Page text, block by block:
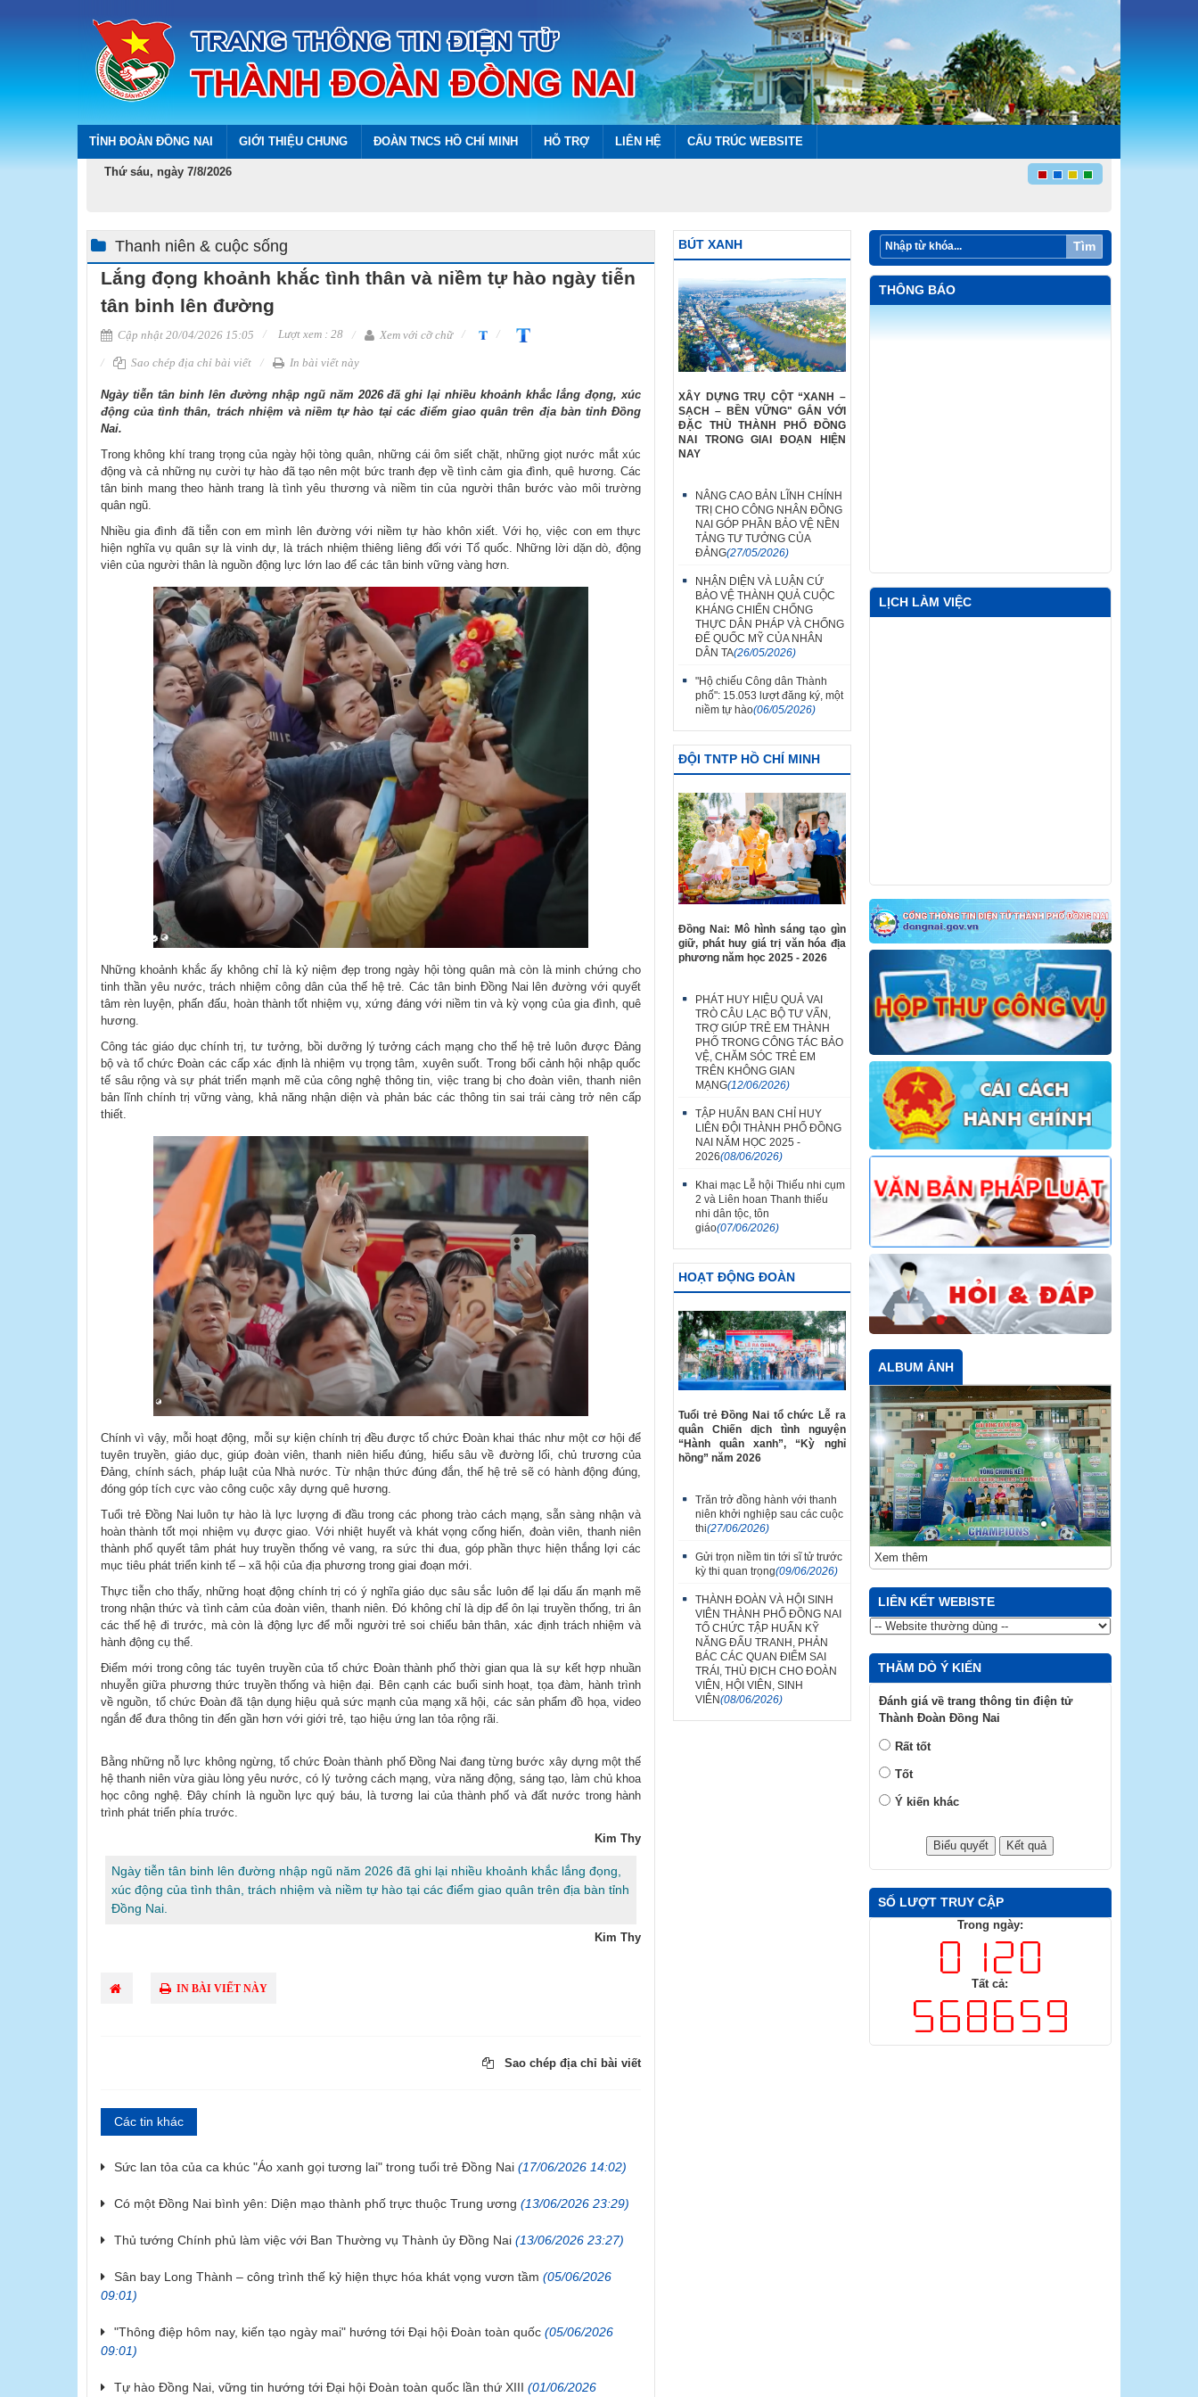
TỈNH ĐOÀN ĐỒNG NAI GIỚI THIỆU CHUNG ĐOÀN TNCS HỒ CHÍ MINH HỖ TRỢ LIÊN HỆ CẤU TRÚC WEBSITE
Thứ sáu, ngày 7/8/2026
Tìm
Thanh niên & cuộc sống
Lắng đọng khoảnh khắc tình thân và niềm tự hào ngày tiễn
tân binh lên đường
Cập nhật 20/04/2026 15:05 Lượt xem : 28 Xem với cỡ chữ
Sao chép địa chỉ bài viết In bài viết này
Ngày tiễn tân binh lên đường nhập ngũ năm 2026 đã ghi lại nhiều khoảnh khắc lắng đọng, xúc
động của tình thân, trách nhiệm và niềm tự hào tại các điểm giao quân trên địa bàn tỉnh Đồng
Nai.
Trong không khí trang trọng của ngày hội tòng quân, những cái ôm siết chặt, những giọt nước mắt xúc
động và cả những nụ cười tự hào đã tạo nên một bức tranh đẹp về tình cảm gia đình, quê hương. Các
tân binh mang theo hành trang là tình yêu thương và niềm tin của người thân bước vào môi trường
quân ngũ.
Nhiều gia đình đã tiễn con em mình lên đường với niềm tự hào khôn xiết. Với họ, việc con em thực
hiện nghĩa vụ quân sự là vinh dự, là trách nhiệm thiêng liêng đối với Tổ quốc. Những lời dặn dò, động
viên của người thân là nguồn động lực lớn lao để các tân binh vững vàng hơn.
Những khoảnh khắc ấy không chỉ là kỷ niệm đẹp trong ngày hội tòng quân mà còn là minh chứng cho
tinh thần yêu nước, trách nhiệm công dân của thế hệ trẻ. Các tân binh Đồng Nai lên đường với quyết
tâm rèn luyện, phấn đấu, hoàn thành tốt nhiệm vụ, xứng đáng với niềm tin và kỳ vọng của gia đình, quê
hương.
Công tác giáo dục chính trị, tư tưởng, bồi dưỡng lý tưởng cách mạng cho thế hệ trẻ luôn được Đảng
bộ và tổ chức Đoàn các cấp xác định là nhiệm vụ trọng tâm, xuyên suốt. Trong bối cảnh hội nhập quốc
tế sâu rộng và sự phát triển mạnh mẽ của công nghệ thông tin, việc trang bị cho đoàn viên, thanh niên
bản lĩnh chính trị vững vàng, khả năng nhận diện và phản bác các thông tin sai trái càng trở nên cấp
thiết.
Chính vì vậy, mỗi hoạt động, mỗi sự kiện chính trị đều được tổ chức Đoàn khai thác như một cơ hội để
tuyên truyền, giáo dục, giúp đoàn viên, thanh niên hiểu đúng, hiểu sâu về đường lối, chủ trương của
Đảng, chính sách, pháp luật của Nhà nước. Từ nhận thức đúng đắn, thế hệ trẻ sẽ có hành động đúng,
đóng góp tích cực vào công cuộc xây dựng quê hương.
Tuổi trẻ Đồng Nai luôn tự hào là lực lượng đi đầu trong các phong trào cách mạng, sẵn sàng nhận và
hoàn thành tốt mọi nhiệm vụ được giao. Với nhiệt huyết và khát vọng cống hiến, đoàn viên, thanh niên
thành phố quyết tâm phát huy truyền thống vẻ vang, ra sức thi đua, góp phần thực hiện thắng lợi các
mục tiêu phát triển kinh tế – xã hội của địa phương trong giai đoạn mới.
Thực tiễn cho thấy, những hoạt động chính trị có ý nghĩa giáo dục sâu sắc luôn để lại dấu ấn mạnh mẽ
trong nhận thức và tình cảm của đoàn viên, thanh niên. Đó không chỉ là dịp để ôn lại truyền thống, tri ân
các thế hệ đi trước, mà còn là động lực để mỗi người trẻ soi chiếu bản thân, xác định trách nhiệm và
hành động cụ thể.
Điểm mới trong công tác tuyên truyền của tổ chức Đoàn thành phố thời gian qua là sự kết hợp nhuần
nhuyễn giữa phương thức truyền thống và hiện đại. Bên cạnh các buổi sinh hoạt, tọa đàm, hành trình
về nguồn, tổ chức Đoàn đã tận dụng hiệu quả sức mạnh của mạng xã hội, các sản phẩm đồ họa, video
ngắn để đưa thông tin đến gần hơn với giới trẻ, tạo hiệu ứng lan tỏa rộng rãi.
Bằng những nỗ lực không ngừng, tổ chức Đoàn thành phố Đồng Nai đang từng bước xây dựng một thế
hệ thanh niên vừa giàu lòng yêu nước, có lý tưởng cách mạng, vừa năng động, sáng tạo, làm chủ khoa
học công nghệ. Đây chính là nguồn lực quý báu, là tương lai của thành phố và đất nước trong hành
trình phát triển phía trước.​
Kim Thy
Ngày tiễn tân binh lên đường nhập ngũ năm 2026 đã ghi lại nhiều khoảnh khắc lắng đọng,
xúc động của tình thân, trách nhiệm và niềm tự hào tại các điểm giao quân trên địa bàn tỉnh
Đồng Nai.
Kim Thy
IN BÀI VIẾT NÀY
Sao chép địa chỉ bài viết
Các tin khác
Sức lan tỏa của ca khúc "Áo xanh gọi tương lai" trong tuổi trẻ Đồng Nai (17/06/2026 14:02)
Có một Đồng Nai bình yên: Diện mạo thành phố trực thuộc Trung ương (13/06/2026 23:29)
Thủ tướng Chính phủ làm việc với Ban Thường vụ Thành ủy Đồng Nai (13/06/2026 23:27)
Sân bay Long Thành – công trình thế kỷ hiện thực hóa khát vọng vươn tầm (05/06/2026
09:01)
"Thông điệp hôm nay, kiến tạo ngày mai" hướng tới Đại hội Đoàn toàn quốc (05/06/2026
09:01)
Tự hào Đồng Nai, vững tin hướng tới Đại hội Đoàn toàn quốc lần thứ XIII (01/06/2026
BÚT XANH
XÂY DỰNG TRỤ CỘT “XANH –
SẠCH – BỀN VỮNG" GẮN VỚI
ĐẶC THÙ THÀNH PHỐ ĐỒNG
NAI TRONG GIAI ĐOẠN HIỆN
NAY
NÂNG CAO BẢN LĨNH CHÍNH
TRỊ CHO CÔNG NHÂN ĐỒNG
NAI GÓP PHẦN BẢO VỆ NỀN
TẢNG TƯ TƯỞNG CỦA
ĐẢNG(27/05/2026)
NHẬN DIỆN VÀ LUẬN CỨ
BẢO VỆ THÀNH QUẢ CUỘC
KHÁNG CHIẾN CHỐNG
THỰC DÂN PHÁP VÀ CHỐNG
ĐẾ QUỐC MỸ CỦA NHÂN
DÂN TA(26/05/2026)
"Hộ chiếu Công dân Thành
phố": 15.053 lượt đăng ký, một
niềm tự hào(06/05/2026)
ĐỘI TNTP HỒ CHÍ MINH
Đồng Nai: Mô hình sáng tạo gìn
giữ, phát huy giá trị văn hóa địa
phương năm học 2025 - 2026
PHÁT HUY HIỆU QUẢ VAI
TRÒ CÂU LẠC BỘ TƯ VẤN,
TRỢ GIÚP TRẺ EM THÀNH
PHỐ TRONG CÔNG TÁC BẢO
VỆ, CHĂM SÓC TRẺ EM
TRÊN KHÔNG GIAN
MẠNG(12/06/2026)
TẬP HUẤN BAN CHỈ HUY
LIÊN ĐỘI THÀNH PHỐ ĐỒNG
NAI NĂM HỌC 2025 -
2026(08/06/2026)
Khai mạc Lễ hội Thiếu nhi cụm
2 và Liên hoan Thanh thiếu
nhi dân tộc, tôn
giáo(07/06/2026)
HOẠT ĐỘNG ĐOÀN
Tuổi trẻ Đồng Nai tổ chức Lễ ra
quân Chiến dịch tình nguyện
“Hành quân xanh”, “Kỳ nghỉ
hồng” năm 2026
Trăn trở đồng hành với thanh
niên khởi nghiệp sau các cuộc
thi(27/06/2026)
Gửi trọn niềm tin tới sĩ tử trước
kỳ thi quan trọng(09/06/2026)
THÀNH ĐOÀN VÀ HỘI SINH
VIÊN THÀNH PHỐ ĐỒNG NAI
TỔ CHỨC TẬP HUẤN KỸ
NĂNG ĐẤU TRANH, PHẢN
BÁC CÁC QUAN ĐIỂM SAI
TRÁI, THÙ ĐỊCH CHO ĐOÀN
VIÊN, HỘI VIÊN, SINH
VIÊN(08/06/2026)
THÔNG BÁO
LỊCH LÀM VIỆC
ALBUM ẢNH
Xem thêm
LIÊN KẾT WEBISTE
THĂM DÒ Ý KIẾN
Đánh giá về trang thông tin điện tử
Thành Đoàn Đồng Nai
Rất tốt
Tốt
Ý kiến khác
SỐ LƯỢT TRUY CẬP
Trong ngày:
Tất cả: